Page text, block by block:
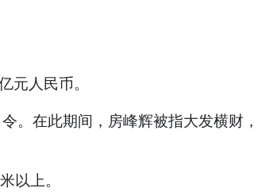
人民币。
在此期间，房峰辉被指大发横财，
以上。